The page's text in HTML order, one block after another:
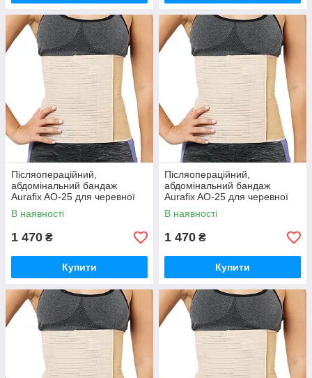
Післяопераційний,
абдомінальний бандаж
Aurafix AO-25 для черевної
порожнини Аурафікс
бежевий
В наявності
1 470 ₴
Купити
Післяопераційний,
абдомінальний бандаж
Aurafix AO-25 для черевної
порожнини Аурафікс
бежевий
В наявності
1 470 ₴
Купити